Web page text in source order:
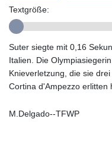
Textgröße:
Suter siegte mit 0,16
Italien. Die
Knieverletzung, die sie
Cortina d'Ampezzo erlitten
M.Delgado--TFWP